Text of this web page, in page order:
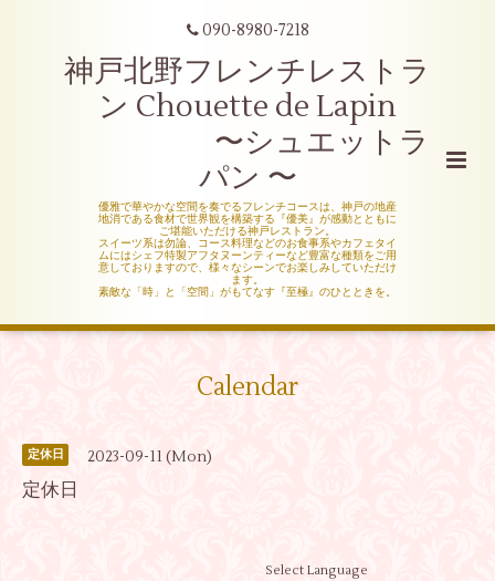
090-8980-7218
神戸北野フレンチレストラ
ン Chouette de Lapin
〜シュエットラ
パン 〜
優雅で華やかな空間を奏でるフレンチコースは、神戸の地産
地消である食材で世界観を構築する『優美』が感動とともに
ご堪能いただける神戸レストラン。
スイーツ系は勿論、コース料理などのお食事系やカフェタイ
ムにはシェフ特製アフタヌーンティーなど豊富な種類をご用
意しておりますので、様々なシーンでお楽しみしていただけ
ます。
素敵な「時」と「空間」がもてなす『至極』のひとときを。
Calendar
定休日 2023-09-11 (Mon)
定休日
Select Language